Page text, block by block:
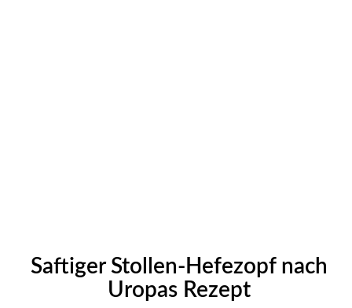
Saftiger Stollen-Hefezopf nach
Uropas Rezept